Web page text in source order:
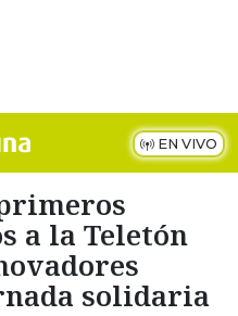
EN VIVO
a la Teletón
solidaria